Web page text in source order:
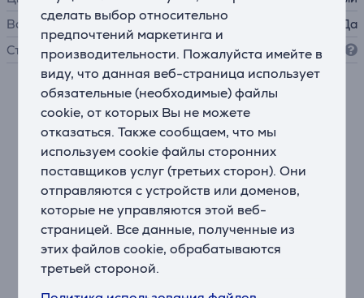
сделать выбор относительно
предпочтений маркетинга и
производительности. Пожалуйста имейте в
виду, что данная веб-страница использует
обязательные (необходимые) файлы
cookie, от которых Вы не можете
отказаться. Также сообщаем, что мы
используем cookie файлы сторонних
поставщиков услуг (третьих сторон). Они
отправляются с устройств или доменов,
которые не управляются этой веб-
страницей. Все данные, полученные из
этих файлов cookie, обрабатываются
третьей стороной.
Водостойкость
Да
Степень защиты
IP67
Описание
Самый громкий бумбокс JBL в мире!
Сделайте громче. Еще и еще. JBL Boombox 3 – это
самая портативная колонка с потрясающе громким
звуком JBL.
Беспроводное соединение по Bluetooth 5.3
Подключайте одновременно два смартфона или
планшета к колонке и воспроизводите мощный звук